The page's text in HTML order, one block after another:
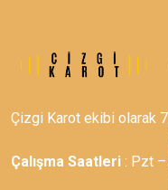
Çizgi Karot ekibi olarak
Çalışma Saatleri : Pzt –